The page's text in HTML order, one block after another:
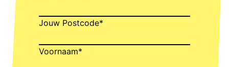
Jouw Postcode*
Voornaam*